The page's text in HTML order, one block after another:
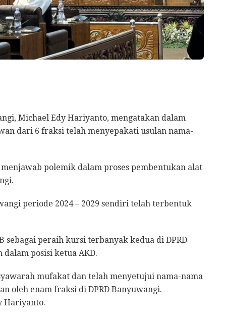
Michael Edy Hariyanto, mengatakan dalam
dari 6 fraksi telah menyepakati usulan nama-
polemik dalam proses pembentukan alat
periode 2024 – 2029 sendiri telah terbentuk
peraih kursi terbanyak kedua di DPRD
posisi ketua AKD.
mufakat dan telah menyetujui nama-nama
oleh enam fraksi di DPRD Banyuwangi.
Hariyanto.